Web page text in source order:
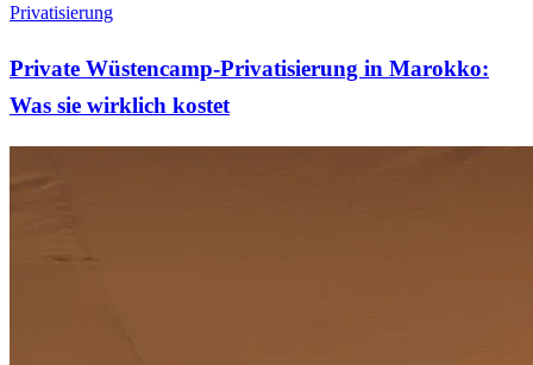
Privatisierung
Private Wüstencamp-Privatisierung in Marokko:
Was sie wirklich kostet